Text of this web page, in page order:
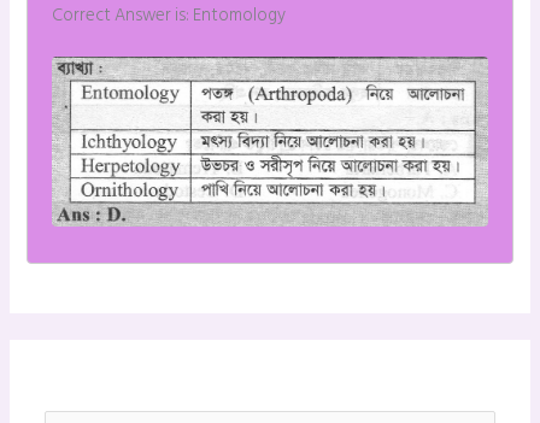
Correct Answer is: Entomology